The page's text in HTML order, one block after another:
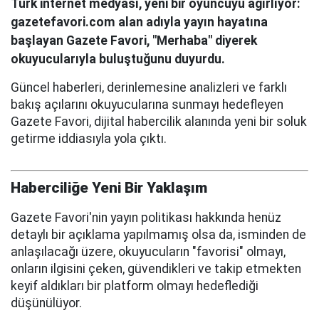
Türk internet medyası, yeni bir oyuncuyu ağırlıyor:
gazetefavori.com alan adıyla yayın hayatına
başlayan Gazete Favori, "Merhaba" diyerek
okuyucularıyla buluştuğunu duyurdu.
Güncel haberleri, derinlemesine analizleri ve farklı
bakış açılarını okuyucularına sunmayı hedefleyen
Gazete Favori, dijital habercilik alanında yeni bir soluk
getirme iddiasıyla yola çıktı.
Haberciliğe Yeni Bir Yaklaşım
Gazete Favori'nin yayın politikası hakkında henüz
detaylı bir açıklama yapılmamış olsa da, isminden de
anlaşılacağı üzere, okuyucuların "favorisi" olmayı,
onların ilgisini çeken, güvendikleri ve takip etmekten
keyif aldıkları bir platform olmayı hedeflediği
düşünülüyor.